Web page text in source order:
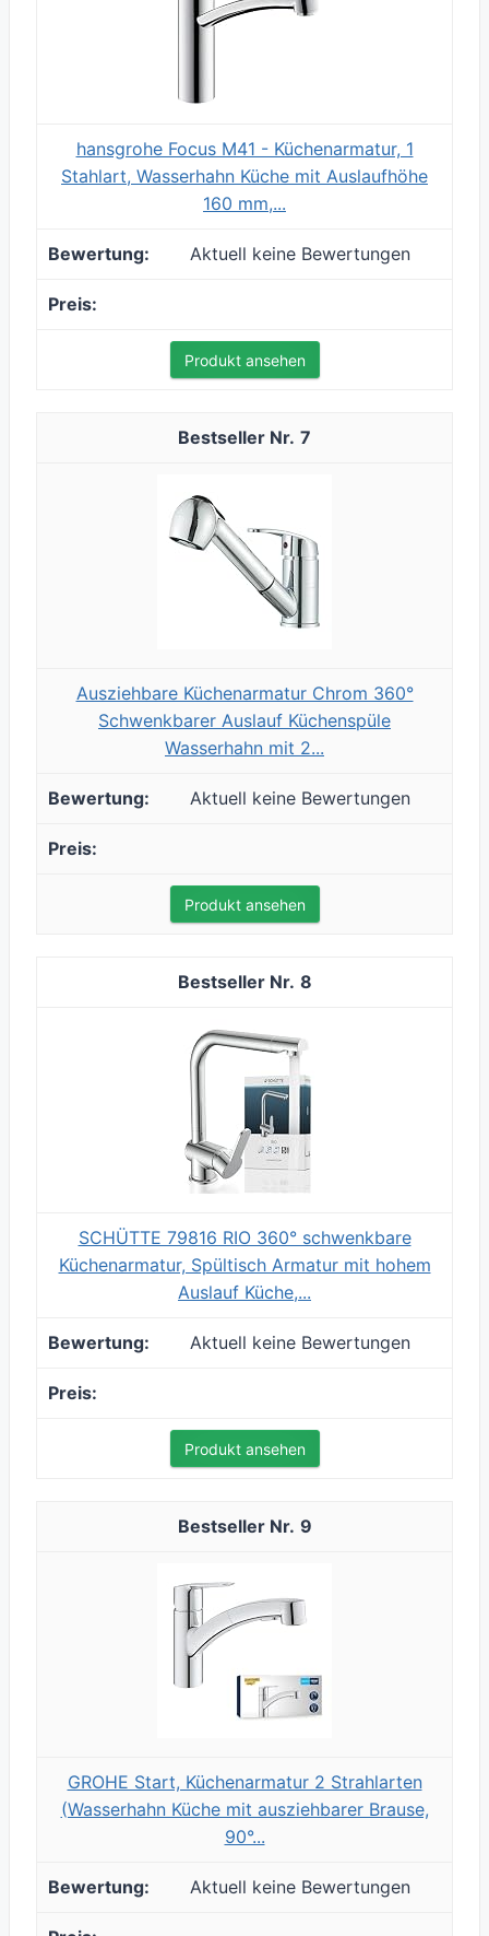
hansgrohe Focus M41 - Küchenarmatur, 1
Stahlart, Wasserhahn Küche mit Auslaufhöhe
160 mm,...
Aktuell keine Bewertungen
Produkt ansehen
7
Ausziehbare Küchenarmatur Chrom 360°
Schwenkbarer Auslauf Küchenspüle
Wasserhahn mit 2...
Aktuell keine Bewertungen
Produkt ansehen
8
SCHÜTTE 79816 RIO 360° schwenkbare
Küchenarmatur, Spültisch Armatur mit hohem
Auslauf Küche,...
Aktuell keine Bewertungen
Produkt ansehen
9
GROHE Start, Küchenarmatur 2 Strahlarten
(Wasserhahn Küche mit ausziehbarer Brause,
90°...
Aktuell keine Bewertungen